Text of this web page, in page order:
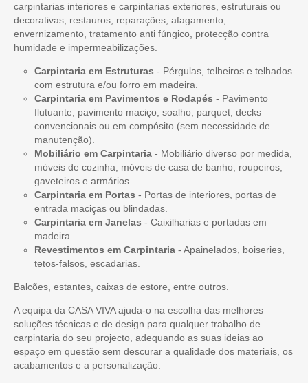
carpintarias interiores e carpintarias exteriores, estruturais ou
decorativas, restauros, reparações, afagamento,
envernizamento, tratamento anti fúngico, protecção contra
humidade e impermeabilizações.
Carpintaria em Estruturas - Pérgulas, telheiros e telhados
com estrutura e/ou forro em madeira.
Carpintaria em Pavimentos e Rodapés - Pavimento
flutuante, pavimento maciço, soalho, parquet, decks
convencionais ou em compósito (sem necessidade de
manutenção).
Mobiliário em Carpintaria - Mobiliário diverso por medida,
móveis de cozinha, móveis de casa de banho, roupeiros,
gaveteiros e armários.
Carpintaria em Portas - Portas de interiores, portas de
entrada maciças ou blindadas.
Carpintaria em Janelas - Caixilharias e portadas em
madeira.
Revestimentos em Carpintaria - Apainelados, boiseries,
tetos-falsos, escadarias.
Balcões, estantes, caixas de estore, entre outros.
A equipa da CASA VIVA ajuda-o na escolha das melhores
soluções técnicas e de design para qualquer trabalho de
carpintaria do seu projecto, adequando as suas ideias ao
espaço em questão sem descurar a qualidade dos materiais, os
acabamentos e a personalização.